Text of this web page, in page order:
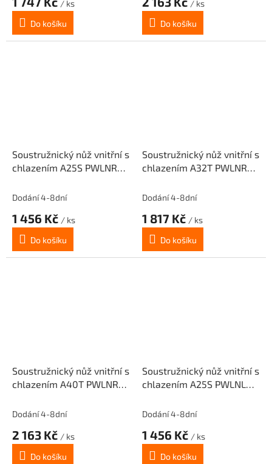
/ ks
Do košíku
/ ks
Do košíku
Soustružnický nůž vnitřní s
chlazením A25S PWLNR
WNM.0804.. (pravý)
Dodání 4-8dní
1 456 Kč / ks
Do košíku
Soustružnický nůž vnitřní s
chlazením A32T PWLNR
WNM.0804.. (pravý)
Dodání 4-8dní
1 817 Kč / ks
Do košíku
Soustružnický nůž vnitřní s
chlazením A40T PWLNR
WNM.0804.. (pravý)
Dodání 4-8dní
2 163 Kč / ks
Do košíku
Soustružnický nůž vnitřní s
chlazením A25S PWLNL
WNM.0804.. (levý)
Dodání 4-8dní
1 456 Kč / ks
Do košíku